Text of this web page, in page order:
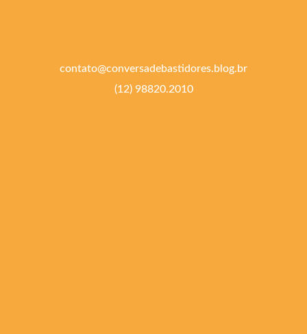
contato@conversadebastidores.blog.br
(12) 98820.2010